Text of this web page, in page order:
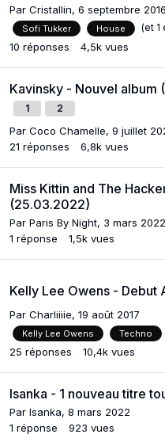
Par Cristallin, 6 septembre 2016
Sofi Tukker House (et 1
10 réponses 4,5k vues
Kavinsky - Nouvel album
1 2
Par Coco Chamelle, 9 juillet
21 réponses 6,8k vues
Miss Kittin and The
(25.03.2022)
Par Paris By Night, 3 mars 2022
1 réponse 1,5k vues
Kelly Lee Owens - Debut
Par Charliiiie, 19 août 2017
Kelly Lee Owens Techno
25 réponses 10,4k vues
Isanka - 1 nouveau titre
Par Isanka, 8 mars 2022
1 réponse 923 vues